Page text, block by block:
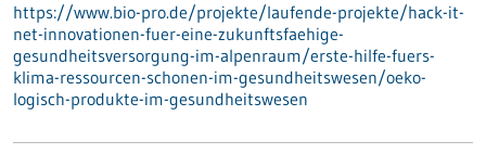
https://www.bio-pro.de/projekte/laufende-projekte/hack-it-
net-innovationen-fuer-eine-zukunftsfaehige-
gesundheitsversorgung-im-alpenraum/erste-hilfe-fuers-
klima-ressourcen-schonen-im-gesundheitswesen/oeko-
logisch-produkte-im-gesundheitswesen